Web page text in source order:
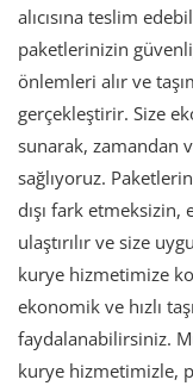
alıcısına teslim
paketlerinizin
önlemleri alır ve
gerçekleştirir. Size
sunarak, zamandan
sağlıyoruz.
dışı fark etmeksizin,
ulaştırılır ve size
kurye hizmetimize
ekonomik ve hızlı
faydalanabilirsiniz.
kurye hizmetimizle,